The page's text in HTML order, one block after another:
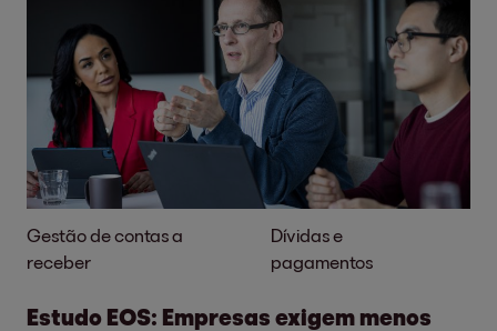
Gestão de contas a
receber
Dívidas e
pagamentos
Estudo EOS: Empresas exigem menos